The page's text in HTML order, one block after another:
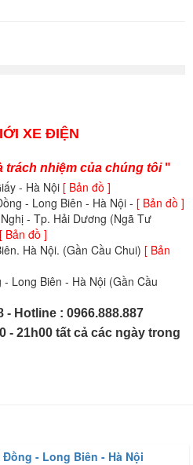
XE ĐIỆN
trách nhiệm của chúng tôi"
- Hà Nội [ Bản đồ ]
- Long Biên - Hà Nội - [ Bản đồ ]
- Tp. Hải Dương (Ngã Tư
[ Bản đồ ]
Hà Nội. (Gần Cầu Chui) [ Bản
Long Biên - Hà Nội (Gần Cầu
- Hotline : 0966.888.887
- 21h00 tất cả các ngày trong
- Long Biên - Hà Nội